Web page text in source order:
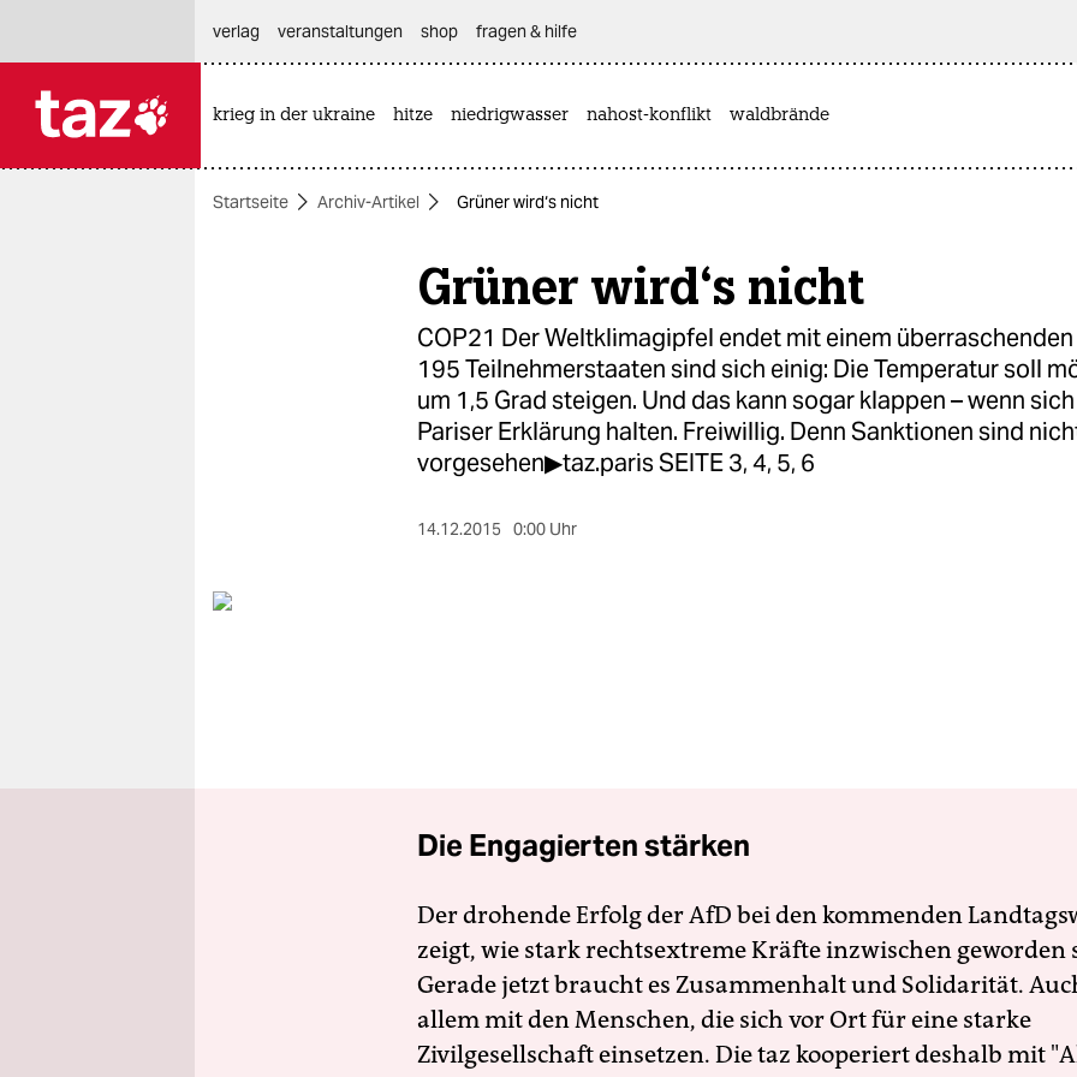
themen
nord
verlag
veranstaltungen shop fragen & hilfe
krieg in der ukraine hitze niedrigwasser nahost-konflikt waldbrände
Startseite Archiv-Artikel Grüner wird‘s nicht
Grüner wird‘s nicht
COP21 Der Weltklimagipfel endet mit einem
195 Teilnehmerstaaten sind sich einig: Die Temperatur soll
um 1,5 Grad steigen. Und das kann sogar klappen – wenn
Pariser Erklärung halten. Freiwillig. Denn Sanktionen sind
vorgesehen▶taz.paris SEITE 3, 4, 5, 6
14.12.2015 0:00 Uhr
Die Engagierten stärken
Der drohende Erfolg der AfD bei den kommenden
zeigt, wie stark rechtsextreme Kräfte inzwischen geworden
Gerade jetzt braucht es Zusammenhalt und Solidarität.
allem mit den Menschen, die sich vor Ort für eine starke
Zivilgesellschaft einsetzen. Die taz kooperiert deshalb mit